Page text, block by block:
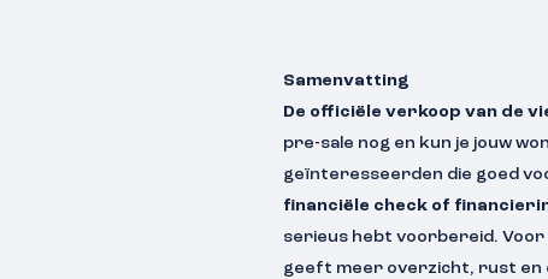
Samenvatting
De officiële verkoop van de
pre-sale nog en kun je jouw
geïnteresseerden die goed
financiële check of
serieus hebt voorbereid.
geeft meer overzicht, rust en